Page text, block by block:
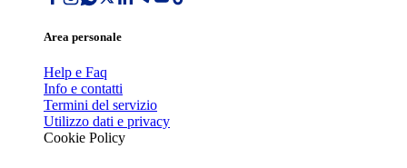
Area personale
Help e Faq
Info e contatti
Termini del servizio
Utilizzo dati e privacy
Cookie Policy